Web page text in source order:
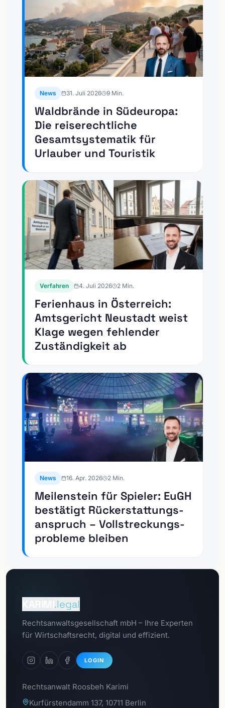
News 31. Juli 2026 9 Min.
Waldbrände in Südeuropa:
Die reiserechtliche
Gesamtsystematik für
Urlauber und Touristik
Verfahren 4. Juli 2026 2 Min.
Ferienhaus in Österreich:
Amtsgericht Neustadt weist
Klage wegen fehlender
Zuständigkeit ab
News 16. Apr. 2026 2 Min.
Meilenstein für Spieler: EuGH
bestätigt Rückerstattungs­
anspruch – Vollstreckungs­
probleme bleiben
.legal
Rechtsanwaltsgesellschaft mbH – Ihre Experten
für Wirtschaftsrecht, digital und effizient.
LOGIN
Zum
Datenschutzportal
Rechtsanwalt Roosbeh Karimi
Kurfürstendamm 137, 10711 Berlin